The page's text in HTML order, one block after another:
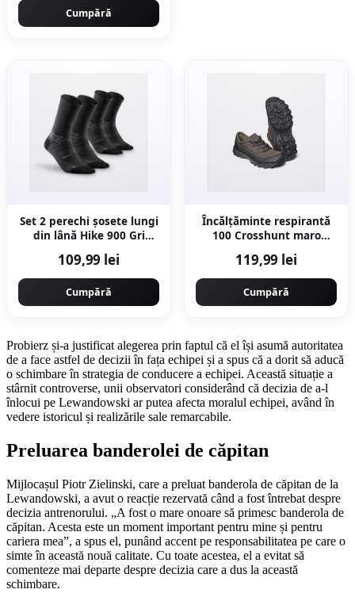
Cumpără
Set 2 perechi șosete lungi
din lână Hike 900 Gri
109,99 lei
Cumpără
Încălțăminte respirantă
100 Crosshunt maro
119,99 lei
Cumpără
Probierz și-a justificat alegerea prin faptul că el își asumă autoritatea
de a face astfel de decizii în fața echipei și a spus că a dorit să aducă
o schimbare în strategia de conducere a echipei. Această situație a
stârnit controverse, unii observatori considerând că decizia de a-l
înlocui pe Lewandowski ar putea afecta moralul echipei, având în
vedere istoricul și realizările sale remarcabile.
Preluarea banderolei de căpitan
Mijlocașul Piotr Zielinski, care a preluat banderola de căpitan de la
Lewandowski, a avut o reacție rezervată când a fost întrebat despre
decizia antrenorului. „A fost o mare onoare să primesc banderola de
căpitan. Acesta este un moment important pentru mine și pentru
cariera mea”, a spus el, punând accent pe responsabilitatea pe care o
simte în această nouă calitate. Cu toate acestea, el a evitat să
comenteze mai departe despre decizia care a dus la această
schimbare.